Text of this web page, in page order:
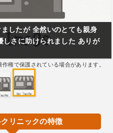
したが 全然いのとても親身
しさに助けられました ありが
作権で保護されている場合があります。
リニックの特徴